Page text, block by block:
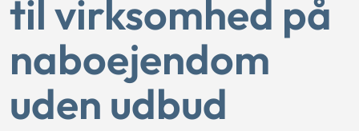
til virksomhed på
naboejendom
uden udbud